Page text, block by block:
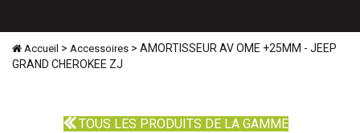
Accueil > Accessoires > AMORTISSEUR AV OME +25MM - JEEP
GRAND CHEROKEE ZJ
TOUS LES PRODUITS DE LA GAMME